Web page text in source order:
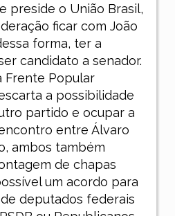
preside o União Brasil,
ficar com João
forma, ter a
candidato a senador.
Frente Popular
a possibilidade
partido e ocupar a
entre Álvaro
ambos também
de chapas
um acordo para
deputados federais